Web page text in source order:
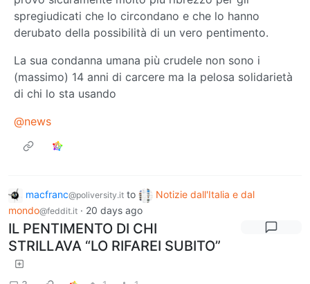
spregiudicati che lo circondano e che lo hanno
derubato della possibilità di un vero pentimento.
La sua condanna umana più crudele non sono i
(massimo) 14 anni di carcere ma la pelosa solidarietà
di chi lo sta usando
@news
macfranc@poliversity.it to
Notizie dall'Italia e dal
mondo@feddit.it · 20 days ago
IL PENTIMENTO DI CHI
STRILLAVA “LO RIFAREI SUBITO”